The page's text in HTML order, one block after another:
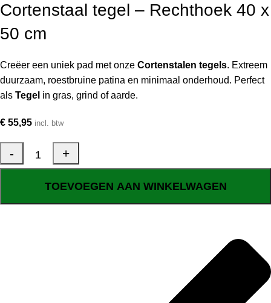
Cortenstaal tegel – Rechthoek 40 x
50 cm
Creëer een uniek pad met onze Cortenstalen tegels. Extreem
duurzaam, roestbruine patina en minimaal onderhoud. Perfect
als Tegel in gras, grind of aarde.
€ 55,95 incl. btw
TOEVOEGEN AAN WINKELWAGEN